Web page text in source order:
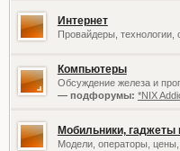
Интернет
Провайдеры, технологии,
Компьютеры
Обсуждение железа и
— подфорумы: *NIX
Мобильники, гаджеты
Модели, операторы,